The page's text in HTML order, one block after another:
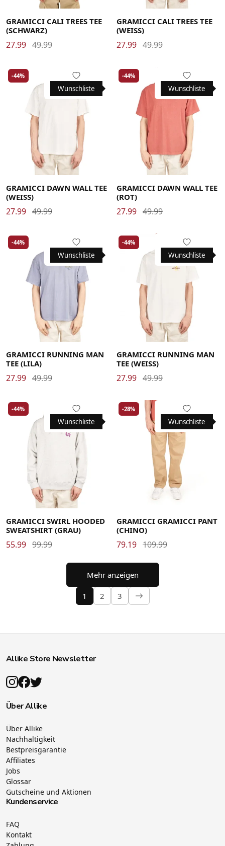
GRAMICCI CALI TREES TEE
(SCHWARZ)
27.99 49.99
GRAMICCI CALI TREES TEE
(WEISS)
27.99 49.99
Medium SmallX-Large
Wunschliste
-44%
GRAMICCI DAWN WALL TEE
(WEISS)
27.99 49.99
Medium Small
X-Large
Wunschliste
-44%
GRAMICCI DAWN WALL TEE
(ROT)
27.99 49.99
MediumSmall X-Large
Wunschliste
-44%
GRAMICCI RUNNING MAN
TEE (LILA)
27.99 49.99
Medium Small
X-Large
Wunschliste
-44%
GRAMICCI RUNNING MAN
TEE (WEISS)
27.99 49.99
Medium SmallX-Large
Wunschliste
-44%
GRAMICCI SWIRL HOODED
SWEATSHIRT (GRAU)
55.99 99.99
Medium Small
X-Large
Wunschliste
-28%
GRAMICCI GRAMICCI PANT
(CHINO)
79.19 109.99
Mehr anzeigen
1 2 3
Allike Store Newsletter
Über Allike
Über Allike
Nachhaltigkeit
Bestpreisgarantie
Affiliates
Jobs
Glossar
Gutscheine und Aktionen
Kundenservice
FAQ
Kontakt